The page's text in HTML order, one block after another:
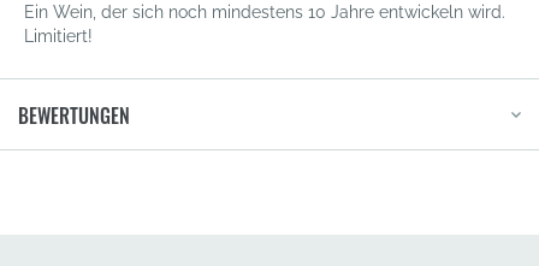
Ein Wein, der sich noch mindestens 10 Jahre entwickeln wird.
Limitiert!
BEWERTUNGEN